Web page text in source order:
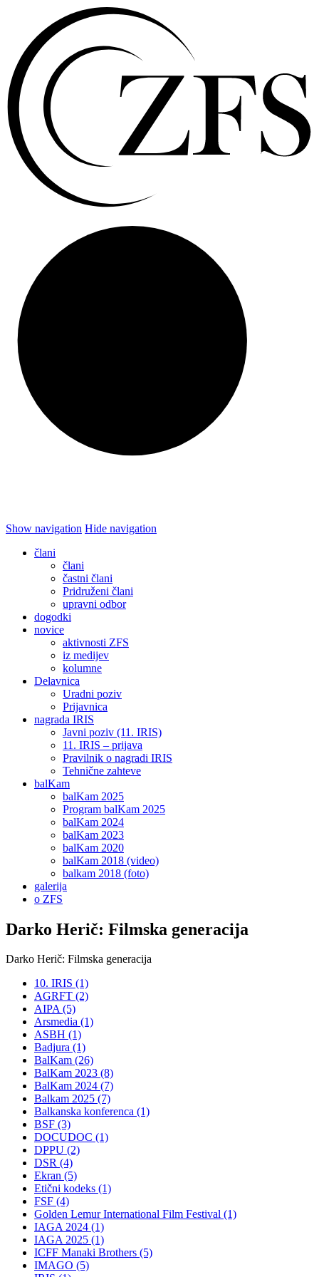
Show navigation Hide navigation
člani
člani
častni člani
Pridruženi člani
upravni odbor
dogodki
novice
aktivnosti ZFS
iz medijev
kolumne
Delavnica
Uradni poziv
Prijavnica
nagrada IRIS
Javni poziv (11. IRIS)
11. IRIS – prijava
Pravilnik o nagradi IRIS
Tehnične zahteve
balKam
balKam 2025
Program balKam 2025
balKam 2024
balKam 2023
balKam 2020
balKam 2018 (video)
balkam 2018 (foto)
galerija
o ZFS
Darko Herič: Filmska generacija
Darko Herič: Filmska generacija
10. IRIS (1)
AGRFT (2)
AIPA (5)
Arsmedia (1)
ASBH (1)
Badjura (1)
BalKam (26)
BalKam 2023 (8)
BalKam 2024 (7)
Balkam 2025 (7)
Balkanska konferenca (1)
BSF (3)
DOCUDOC (1)
DPPU (2)
DSR (4)
Ekran (5)
Etični kodeks (1)
FSF (4)
Golden Lemur International Film Festival (1)
IAGA 2024 (1)
IAGA 2025 (1)
ICFF Manaki Brothers (5)
IMAGO (5)